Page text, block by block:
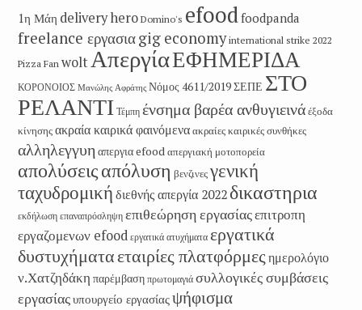
1η Μάη delivery hero Domino's efoodfoodpanda
freelance εργασιαgig economy international strike 2022
Pizza Fan woltΑπεργίαΕΦΗΜΕΡΙΔΑ
ΚΟΡΟΝΟΙΟΣ Μανώλης Αφράτης Νόμος 4611/2019ΣΕΠΕ ΣΤΟ
ΡΕΛΑΝΤΙ Τέμπη ένσημα βαρέα ανθυγιεινάέξοδα
κίνησηςακραία καιρικά φαινόμεναακραίες καιρικές συνθήκες
αλληλεγγυη απεργια efoodαπεργιακή μοτοπορεία
απολύσειςαπόλυση βενζινεςγενική
ταχυδρομική διεθνής απεργία 2022 δικαστηρια
εκδήλωση επαναπρόσληψη επιθεώρηση εργασίαςεπιτροπη
εργαζομενων efood εργατικά ατυχήματα εργατικά
δυστυχήματαεταιρίες πλατφόρμες ημερολόγιο
ν.Χατζηδάκη παρέμβαση πρωτομαγιά συλλογικές συμβάσεις
εργασίαςυπουργείο εργασίαςψήφισμα